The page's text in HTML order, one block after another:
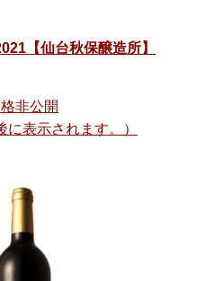
【仙台秋保醸造所】
非公開
に表示されます。）